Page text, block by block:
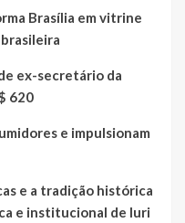
Brasília em vitrine
ex-secretário da
620
e impulsionam
e a tradição histórica
e institucional de Iuri